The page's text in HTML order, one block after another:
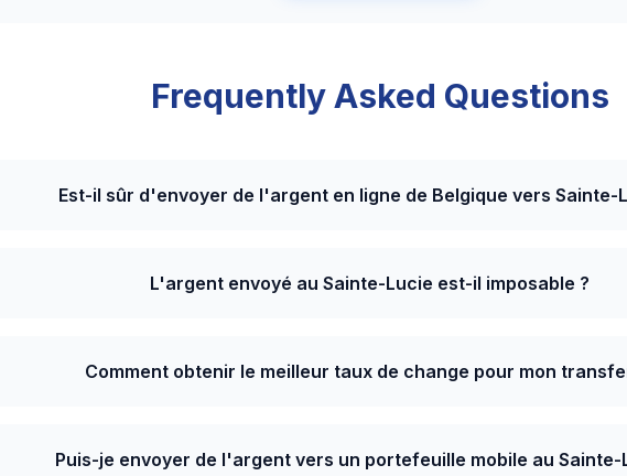
Frequently Asked Questions
Est-il sûr d'envoyer de l'argent en ligne de Belgique vers Sainte-
L'argent envoyé au Sainte-Lucie est-il imposable ?
Comment obtenir le meilleur taux de change pour mon
Puis-je envoyer de l'argent vers un portefeuille mobile au Sainte-